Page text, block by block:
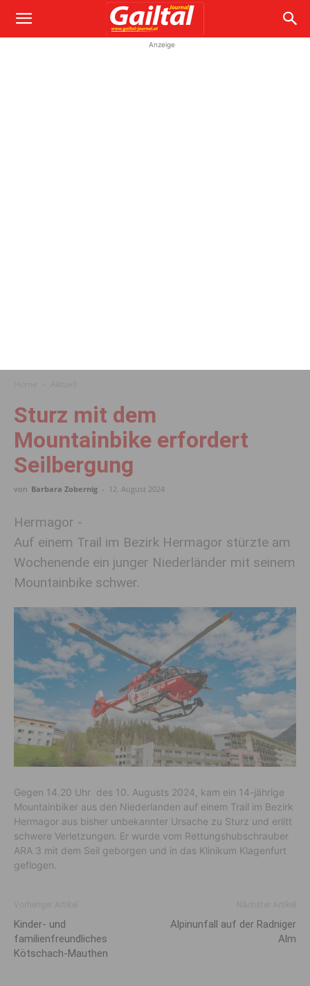
Anzeige
Sturz mit dem
Mountainbike erfordert
Seilbergung
von Barbara Zobernig - 12. August 2024
Hermagor -
Auf einem Trail im Bezirk Hermagor stürzte am
Wochenende ein junger Niederländer mit seinem
Mountainbike schwer.
Gegen 14.20 Uhr des 10. Augusts 2024, kam ein 14-jährige
Mountainbiker aus den Niederlanden auf einem Trail im Bezirk
Hermagor aus bisher unbekannter Ursache zu Sturz und erlitt
schwere Verletzungen. Er wurde vom Rettungshubschrauber
ARA 3 mit dem Seil geborgen und in das Klinikum Klagenfurt
geflogen.
Kinder- und
familienfreundliches
Kötschach-Mauthen
Alpinunfall auf der Radniger
Alm